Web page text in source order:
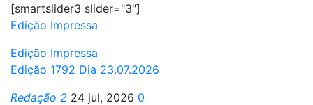
[smartslider3 slider="3"]
Edição Impressa
Edição Impressa
Edição 1792 Dia 23.07.2026
Redação 2 24 jul, 2026 0